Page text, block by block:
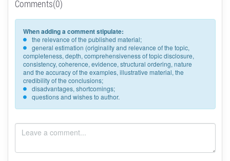
Comments(0)
When adding a comment stipulate:
the relevance of the published material;
general estimation (originality and relevance of the topic,
completeness, depth, comprehensiveness of topic disclosure,
consistency, coherence, evidence, structural ordering, nature
and the accuracy of the examples, illustrative material, the
credibility of the conclusions;
disadvantages, shortcomings;
questions and wishes to author.